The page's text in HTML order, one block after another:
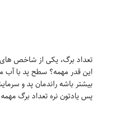
تعداد برگ، یکی از شاخص
این قدر مهمه؟ سطح پد با آب
پس یادتون نره تعداد برگ